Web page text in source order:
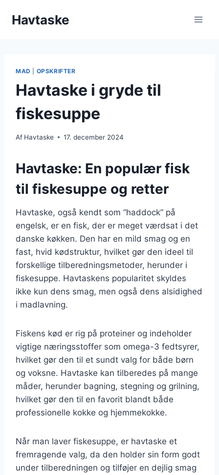
Havtaske
MAD OPSKRIFTER
Havtaske i gryde til
fiskesuppe
Af Havtaske 17. december 2024
Havtaske: En populær fisk
til fiskesuppe og retter
Havtaske, også kendt som “haddock” på
engelsk, er en fisk, der er meget værdsat i det
danske køkken. Den har en mild smag og en
fast, hvid kødstruktur, hvilket gør den ideel til
forskellige tilberedningsmetoder, herunder i
fiskesuppe. Havtaskens popularitet skyldes
ikke kun dens smag, men også dens alsidighed
i madlavning.
Fiskens kød er rig på proteiner og indeholder
vigtige næringsstoffer som omega-3 fedtsyrer,
hvilket gør den til et sundt valg for både børn
og voksne. Havtaske kan tilberedes på mange
måder, herunder bagning, stegning og grilning,
hvilket gør den til en favorit blandt både
professionelle kokke og hjemmekokke.
Når man laver fiskesuppe, er havtaske et
fremragende valg, da den holder sin form godt
under tilberedningen og tilføjer en dejlig smag